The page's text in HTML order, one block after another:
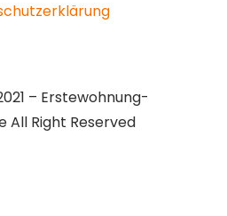
– Erstewohnung-
All Right Reserved